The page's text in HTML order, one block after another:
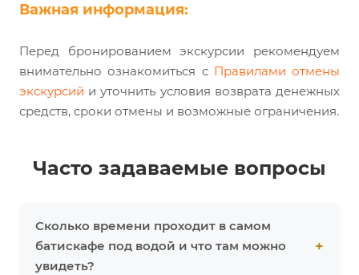
Важная информация:
Перед бронированием экскурсии рекомендуем
внимательно ознакомиться с Правилами отмены
экскурсий и уточнить условия возврата денежных
средств, сроки отмены и возможные ограничения.
Часто задаваемые вопросы
Сколько времени проходит в самом
батискафе под водой и что там можно
увидеть?